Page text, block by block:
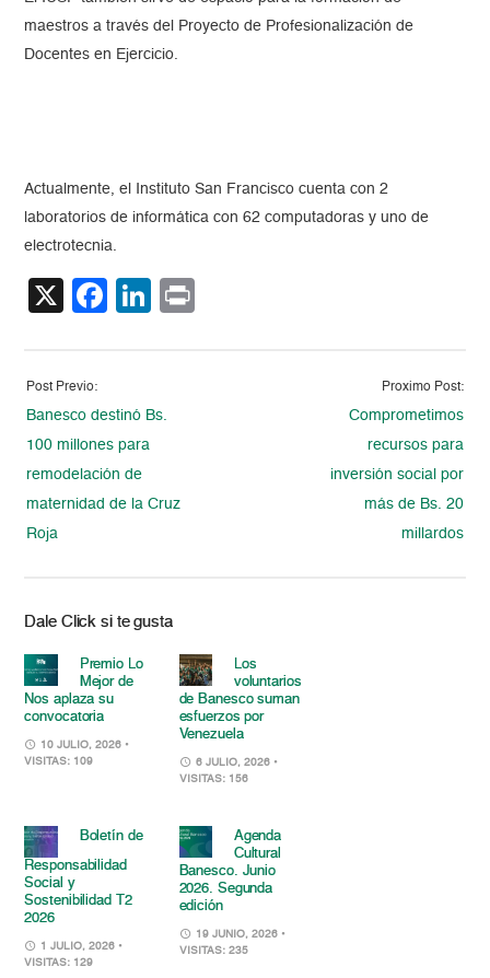
maestros a través del Proyecto de Profesionalización de
Docentes en Ejercicio.
Actualmente, el Instituto San Francisco cuenta con 2
laboratorios de informática con 62 computadoras y uno de
electrotecnia.
X Facebook
LinkedIn
Post Previo:
Banesco destinó Bs.
100 millones para
remodelación de
maternidad de la Cruz
Roja
Proximo Post:
Comprometimos
recursos para
inversión social por
más de Bs. 20
millardos
Dale Click si te gusta
Premio Lo
Mejor de
Nos aplaza su
convocatoria
10 JULIO, 2026 •
VISITAS: 109
Los
voluntarios
de Banesco suman
esfuerzos por
Venezuela
6 JULIO, 2026 •
VISITAS: 156
Boletín de
Responsabilidad
Social y
Sostenibilidad T2
2026
1 JULIO, 2026 •
VISITAS: 129
Agenda
Cultural
Banesco. Junio
2026. Segunda
edición
19 JUNIO, 2026 •
VISITAS: 235